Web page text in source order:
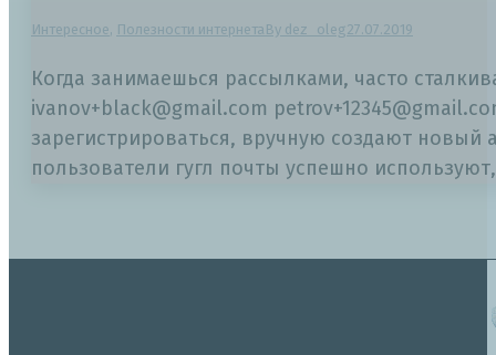
Интересное, Полезности интернета By dez_oleg 27.07.2019
Когда занимаешься рассылками, часто
ivanov+black@gmail.com
зарегистрироваться, вручную создают
пользователи гугл почты успешно